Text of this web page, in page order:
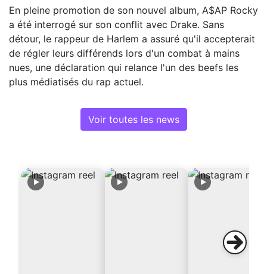
En pleine promotion de son nouvel album, A$AP Rocky
a été interrogé sur son conflit avec Drake. Sans
détour, le rappeur de Harlem a assuré qu'il accepterait
de régler leurs différends lors d'un combat à mains
nues, une déclaration qui relance l'un des beefs les
plus médiatisés du rap actuel.
Voir toutes les news